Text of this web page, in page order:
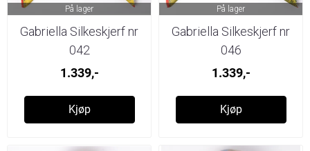
På lager
Gabriella Silkeskjerf nr
042
1.339,-
Kjøp
På lager
Gabriella Silkeskjerf nr
046
1.339,-
Kjøp